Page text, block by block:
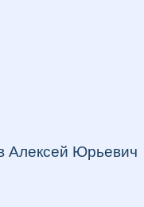
Алексей Юрьевич